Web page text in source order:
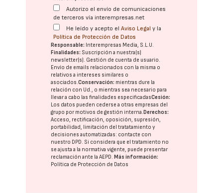
Autorizo el envío de comunicaciones
de terceros vía interempresas.net
He leído y acepto elAviso Legal y la
Política de Protección de Datos
Responsable: Interempresas Media, S.L.U.
Finalidades: Suscripción a nuestra(s)
newsletter(s). Gestión de cuenta de usuario.
Envío de emails relacionados con la misma o
relativos a intereses similares o
asociados.Conservación: mientras dure la
relación con Ud., o mientras sea necesario para
llevar a cabo las finalidades especificadasCesión:
Los datos pueden cederse a otras empresas del
grupo por motivos de gestión interna.Derechos:
Acceso, rectificación, oposición, supresión,
portabilidad, limitación del tratatamiento y
decisiones automatizadas: contacte con
nuestro DPD . Si considera que el tratamiento no
se ajusta a la normativa vigente, puede presentar
reclamación ante laAEPD .Más información:
Política de Protección de Datos